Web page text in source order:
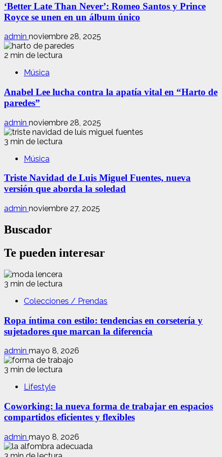
‘Better Late Than Never’: Romeo Santos y Prince
Royce se unen en un álbum único
admin noviembre 28, 2025
2 min de lectura
Música
Anabel Lee lucha contra la apatía vital en “Harto de
paredes”
admin noviembre 28, 2025
3 min de lectura
Música
Triste Navidad de Luis Miguel Fuentes, nueva
versión que aborda la soledad
admin noviembre 27, 2025
Buscador
Te pueden interesar
3 min de lectura
Colecciones / Prendas
Ropa íntima con estilo: tendencias en corsetería y
sujetadores que marcan la diferencia
admin mayo 8, 2026
3 min de lectura
Lifestyle
Coworking: la nueva forma de trabajar en espacios
compartidos eficientes y flexibles
admin mayo 8, 2026